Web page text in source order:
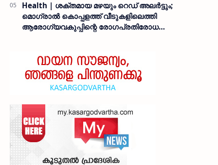
Health | ശക്തമായ മഴയും റെഡ് അലർട്ടും;
മൊഗ്രാൽ കൊപ്പളത്ത് വീടുകളിലെത്തി
ആരോഗ്യവകുപ്പിന്റെ രോഗപ്രതിരോധ